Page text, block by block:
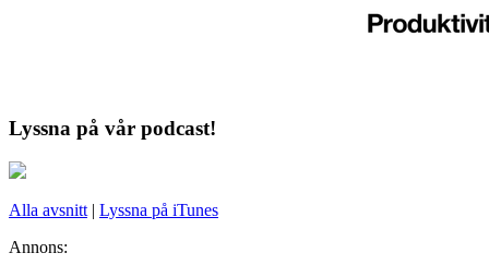
Lyssna på vår podcast!
Alla avsnitt | Lyssna på iTunes
Annons: